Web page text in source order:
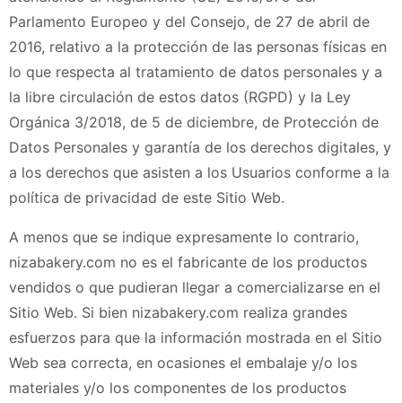
Parlamento Europeo y del Consejo, de 27 de abril de
2016, relativo a la protección de las personas físicas en
lo que respecta al tratamiento de datos personales y a
la libre circulación de estos datos (RGPD) y la Ley
Orgánica 3/2018, de 5 de diciembre, de Protección de
Datos Personales y garantía de los derechos digitales, y
a los derechos que asisten a los Usuarios conforme a la
política de privacidad de este Sitio Web.
A menos que se indique expresamente lo contrario,
nizabakery.com no es el fabricante de los productos
vendidos o que pudieran llegar a comercializarse en el
Sitio Web. Si bien nizabakery.com realiza grandes
esfuerzos para que la información mostrada en el Sitio
Web sea correcta, en ocasiones el embalaje y/o los
materiales y/o los componentes de los productos